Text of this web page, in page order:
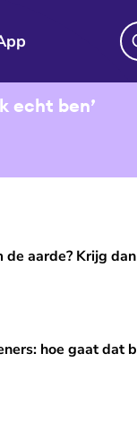
echt ben’
aarde? Krijg dan
de aarde? Krijg
hoe gaat dat bij
hoe gaat dat